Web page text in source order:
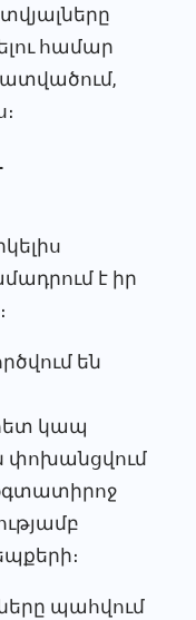
համար
է իր
են
կապ
փոխանցվում
պահվում